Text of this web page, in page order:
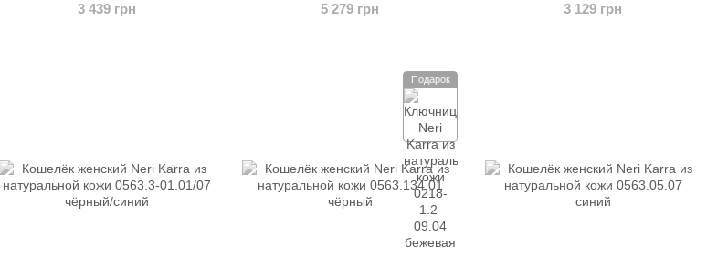
3 439 грн
5 279 грн
3 129 грн
Подарок